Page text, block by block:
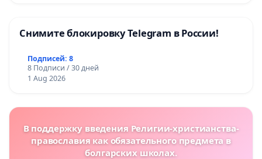
Снимите блокировку Telegram в России!
Подписей: 8
8 Подписи / 30 дней
1 Aug 2026
В поддержку введения Религии-христианства-
православия как обязательного предмета в
болгарских школах.